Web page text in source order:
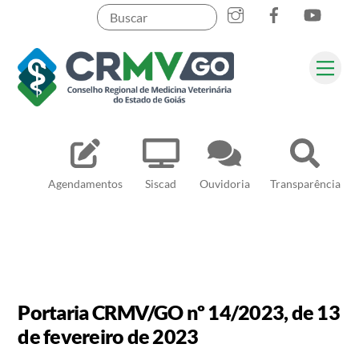
content
Agendamentos Siscad Ouvidoria Transparência
Pesquisar
Portaria CRMV/GO nº 14/2023, de 13
de fevereiro de 2023